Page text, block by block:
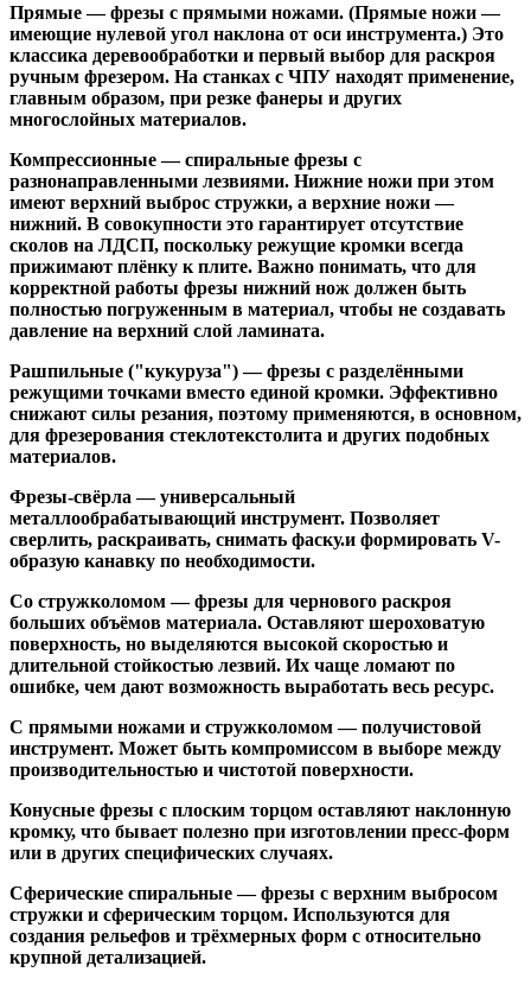
Прямые— фрезы с прямыми ножами. (Прямые ножи —
имеющие нулевой угол наклона от оси инструмента.) Это
классика деревообработки и первый выбор для раскроя
ручным фрезером. На станках с ЧПУ находят применение,
главным образом, при резке фанеры и других
многослойных материалов.
Компрессионные— спиральные фрезы с
разнонаправленными лезвиями. Нижние ножи при этом
имеют верхний выброс стружки, а верхние ножи —
нижний. В совокупности это гарантирует отсутствие
сколов на ЛДСП, поскольку режущие кромки всегда
прижимают плёнку к плите. Важно понимать, что для
корректной работы фрезы нижний нож должен быть
полностью погруженным в материал, чтобы не создавать
давление на верхний слой ламината.
Рашпильные ("кукуруза")— фрезы с разделёнными
режущими точками вместо единой кромки. Эффективно
снижают силы резания, поэтому применяются, в основном,
для фрезерования стеклотекстолита и других подобных
материалов.
Фрезы-свёрла — универсальный
металлообрабатывающий инструмент. Позволяет
сверлить, раскраивать, снимать фаску.и формировать V-
образую канавку по необходимости.
Со стружколомом— фрезы для чернового раскроя
больших объёмов материала. Оставляют шероховатую
поверхность, но выделяются высокой скоростью и
длительной стойкостью лезвий. Их чаще ломают по
ошибке, чем дают возможность выработать весь ресурс.
С прямыми ножами и стружколомом— получистовой
инструмент. Может быть компромиссом в выборе между
производительностью и чистотой поверхности.
Конусные фрезы с плоским торцом оставляют наклонную
кромку, что бывает полезно при изготовлении пресс-форм
или в других специфических случаях.
Сферические спиральные— фрезы с верхним выбросом
стружки и сферическим торцом. Используются для
создания рельефов и трёхмерных форм с относительно
крупной детализацией.